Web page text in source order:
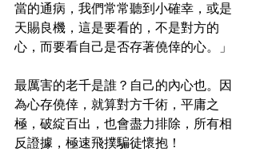
當的通病，我們常常聽到小確幸，或是
天賜良機，這是要看的，不是對方的
心，而要看自己是否存著僥倖的心。」
最厲害的老千是誰？自己的內心也。因
為心存僥倖，就算對方千術，平庸之
極，破綻百出，也會盡力排除，所有相
反證據，極速飛撲騙徒懷抱！